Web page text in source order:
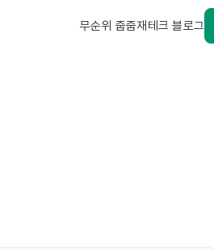
무순위 줍줍재테크 블로그